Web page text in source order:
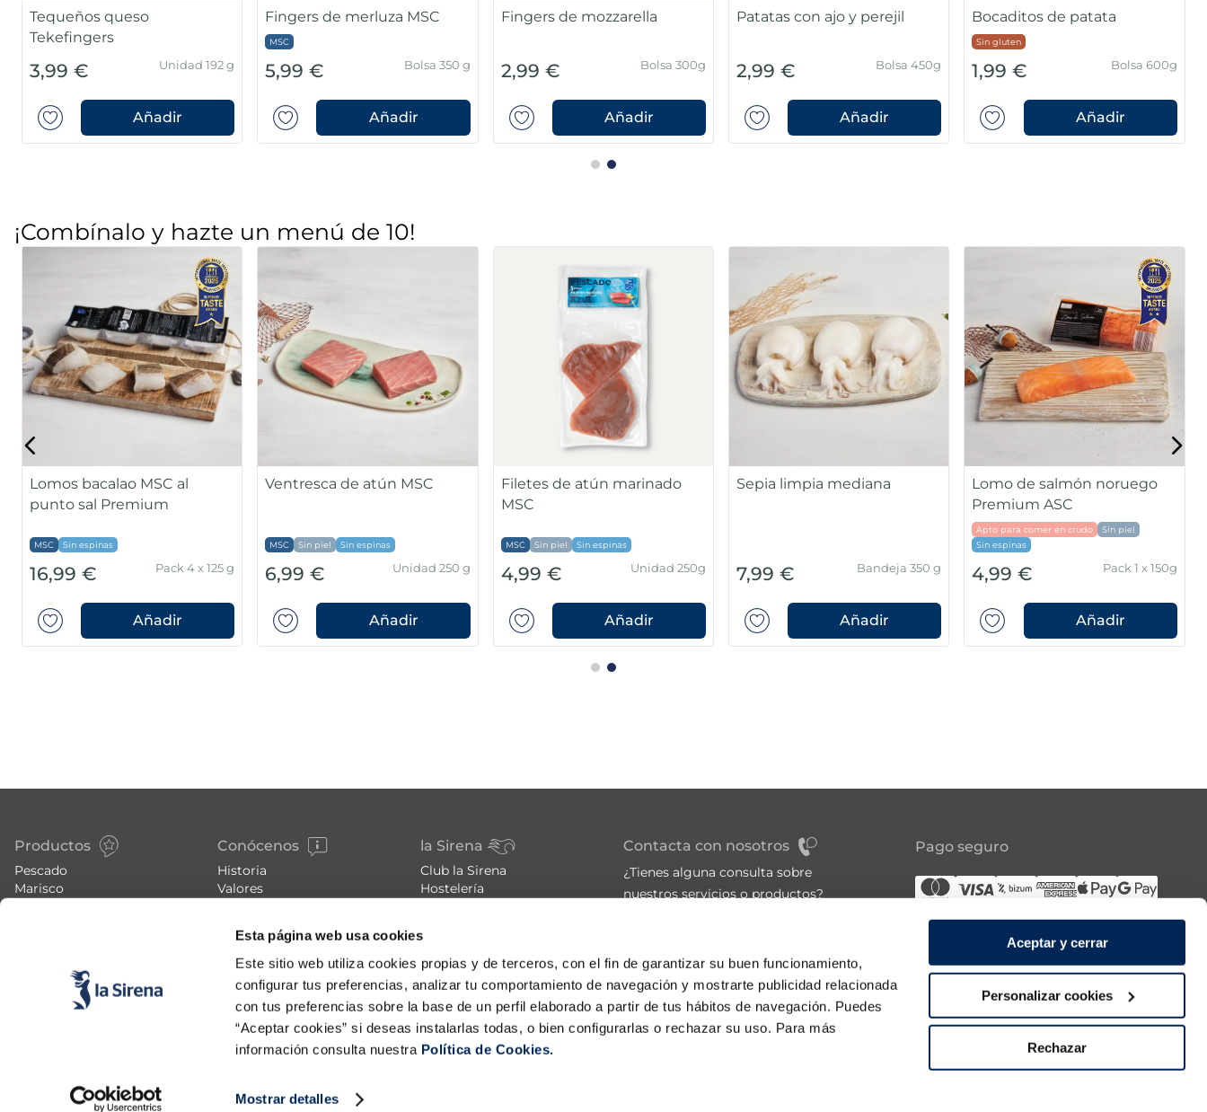
Esta página web usa cookies
Este sitio web utiliza cookies propias y de terceros, con el fin de garantizar su buen funcionamiento,
configurar tus preferencias, analizar tu comportamiento de navegación y mostrarte publicidad relacionada
con tus preferencias sobre la base de un perfil elaborado a partir de tus hábitos de navegación. Puedes
“Aceptar cookies” si deseas instalarlas todas, o bien configurarlas o rechazar su uso. Para más
información consulta nuestra Política de Cookies.
Mostrar detalles
Aceptar y cerrar
Personalizar cookies
Rechazar
Tequeños queso
Tekefingers
3,99 € Unidad 192 g
Añadir
Fingers de merluza MSC
MSC
5,99 € Bolsa 350 g
Añadir
Fingers de mozzarella
2,99 € Bolsa 300g
Añadir
Patatas con ajo y perejil
2,99 € Bolsa 450g
Añadir
Bocaditos de patata
Sin gluten
1,99 € Bolsa 600g
Añadir
¡Combínalo y hazte un menú de 10!
Lomos bacalao MSC al
punto sal Premium
MSC Sin espinas
16,99 € Pack 4 x 125 g
Añadir
Ventresca de atún MSC
MSC Sin piel Sin espinas
6,99 € Unidad 250 g
Añadir
Filetes de atún marinado
MSC
MSC Sin piel Sin espinas
4,99 € Unidad 250g
Añadir
Sepia limpia mediana
7,99 € Bandeja 350 g
Añadir
Lomo de salmón noruego
Premium ASC
Apto para comer en crudo
Sin piel
Sin espinas
4,99 € Pack 1 x 150g
Añadir
Productos
Pescado
Marisco
Conócenos
Historia
Valores
Blog
Eventos
FAQs (preguntas frecuentes)
la Sirena
Club la Sirena
Hostelería
Trucos de cocina
Recetas
Promociones - Bases legales
Política de privacidad
Condiciones de compra
Política de cookies
Contacta con nosotros
¿Tienes alguna consulta sobre
nuestros servicios o productos?
900 21 06 21
De lunes a sábado de 9:00 a 21:00h
Algunas tiendas abiertas el domingo
Pago seguro